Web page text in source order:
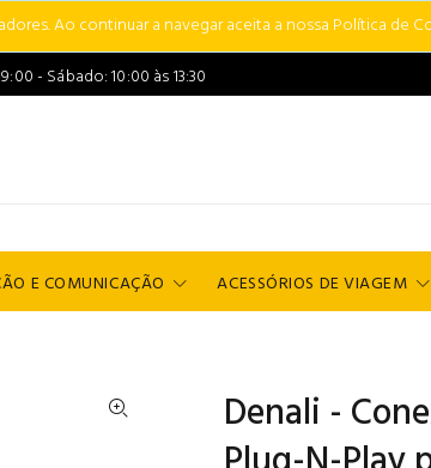
Ao continuar a navegar aceita a nossa Política de
- Sábado: 10:00 às 13:30
E COMUNICAÇÃO ACESSÓRIOS DE VIAGEM
Denali -